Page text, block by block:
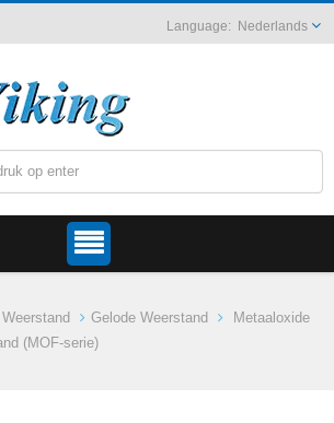
Nederlands
Weerstand Gelode Weerstand
Metaaloxide
(MOF-serie)